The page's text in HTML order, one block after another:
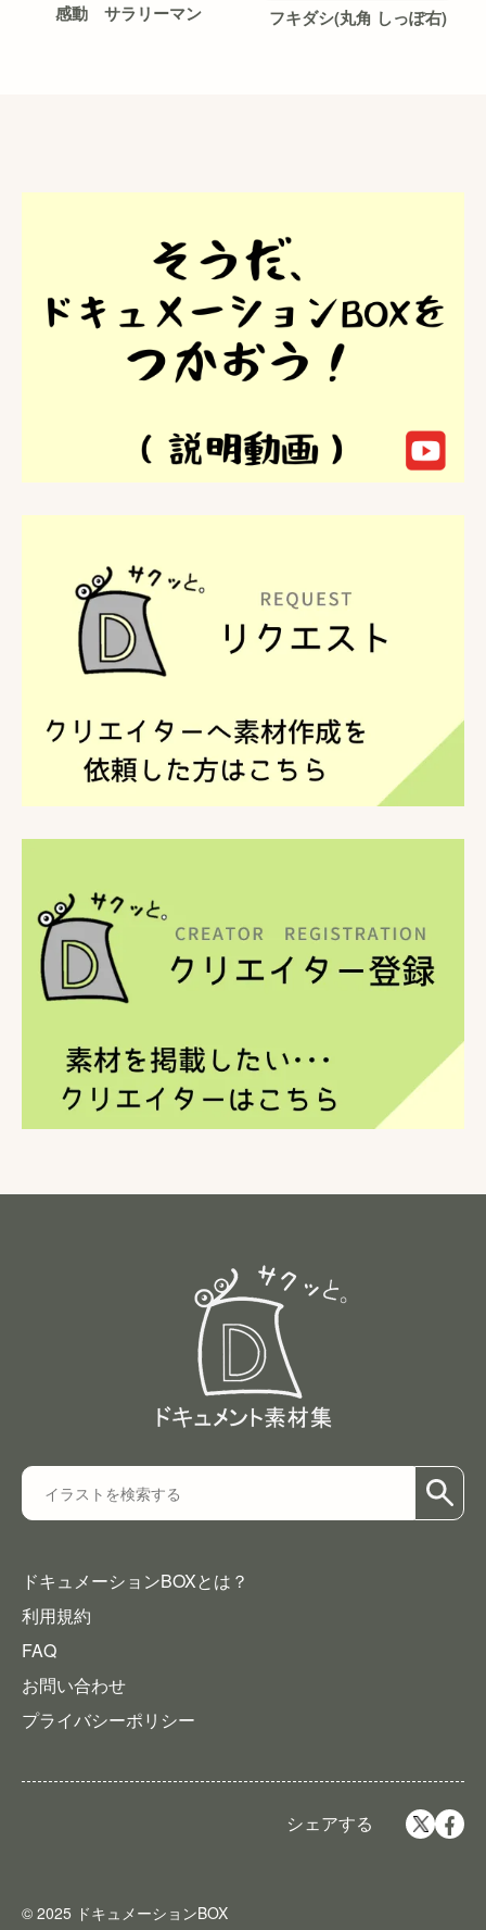
感動 サラリーマン フキダシ(丸角 しっぽ右)
ドキュメーションBOXとは？
利用規約
FAQ
お問い合わせ
プライバシーポリシー
© 2025 ドキュメーションBOX
シェアする